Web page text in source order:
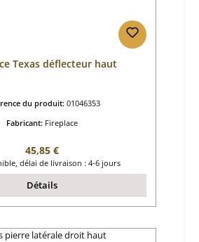
Texas déflecteur haut
du produit: 01046353
Fabricant: Fireplace
Prix régulier :
45,85 €
délai de livraison : 4-6 jours
Détails